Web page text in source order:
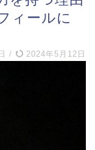
ィールに
/ 2024年5月12日